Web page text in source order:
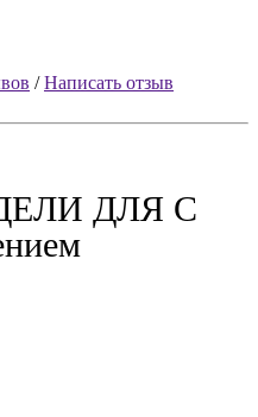
/Написать отзыв
ДЛЯ C